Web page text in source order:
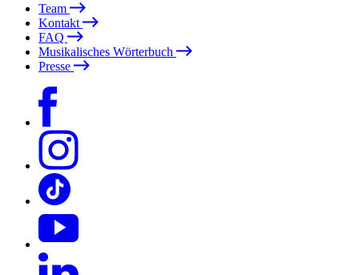
Team
Kontakt
FAQ
Musikalisches Wörterbuch
Presse